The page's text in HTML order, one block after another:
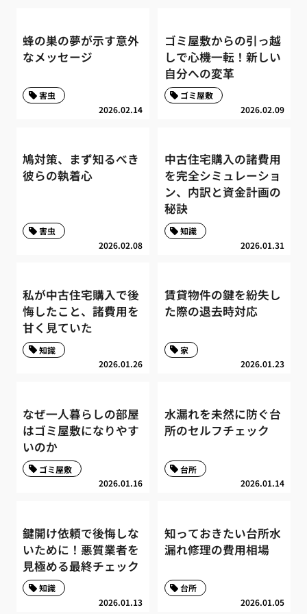
蜂の巣の夢が示す意外
なメッセージ
2026.02.14
害虫
ゴミ屋敷からの引っ越
しで心機一転！新しい
自分への変革
2026.02.09
ゴミ屋敷
鳩対策、まず知るべき
彼らの執着心
2026.02.08
害虫
中古住宅購入の諸費用
を完全シミュレーショ
ン、内訳と資金計画の
秘訣
2026.01.31
知識
私が中古住宅購入で後
悔したこと、諸費用を
甘く見ていた
2026.01.26
知識
賃貸物件の鍵を紛失し
た際の退去時対応
2026.01.23
家
なぜ一人暮らしの部屋
はゴミ屋敷になりやす
いのか
2026.01.16
ゴミ屋敷
水漏れを未然に防ぐ台
所のセルフチェック
2026.01.14
台所
鍵開け依頼で後悔しな
いために！悪質業者を
見極める最終チェック
2026.01.13
知識
知っておきたい台所水
漏れ修理の費用相場
2026.01.05
台所